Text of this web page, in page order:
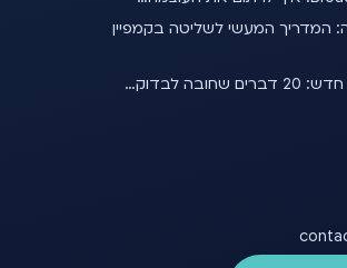
המדריך המעשי לשליטה בקמפיין
לבדוק…